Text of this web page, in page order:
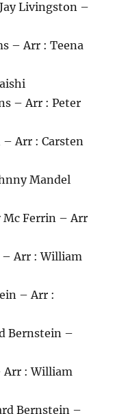
Livingston –
– Arr : Teena
– Arr : Peter
Arr : Carsten
Mandel
Ferrin – Arr
Arr : William
– Arr :
Bernstein –
Arr : William
Bernstein –